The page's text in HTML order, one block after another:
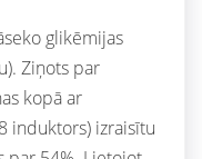
glikēmijas
Ziņots par
kopā ar
induktors) izraisītu